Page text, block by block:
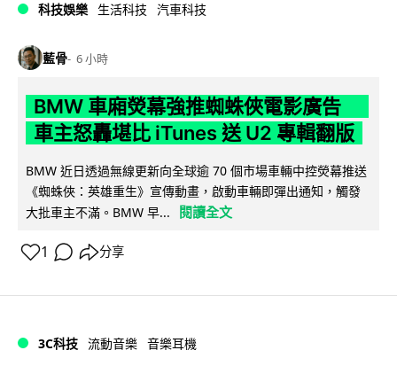
科技娛樂 生活科技 汽車科技
藍骨 6 小時
BMW 車廂熒幕強推蜘蛛俠電影廣告
車主怒轟堪比 iTunes 送 U2 專輯翻版
BMW 近日透過無線更新向全球逾 70 個市場車輛中控熒幕推送
《蜘蛛俠：英雄重生》宣傳動畫，啟動車輛即彈出通知，觸發
大批車主不滿。BMW 早...
閱讀全文
1 分享
3C科技 流動音樂 音樂耳機